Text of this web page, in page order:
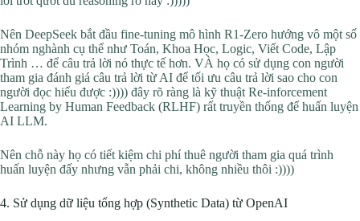
Nên DeepSeek bắt đầu fine-tuning mô hình R1-Zero hướng vô một số
nhóm nghành cụ thể như Toán, Khoa Học, Logic, Viết Code, Lập
Trình … để câu trả lời nó thực tế hơn. VÀ họ có sử dụng con người
tham gia đánh giá câu trả lời từ AI để tối ưu câu trả lời sao cho con
người đọc hiểu được :)))) đây rõ ràng là kỹ thuật Re-inforcement
Learning by Human Feedback (RLHF) rất truyền thống để huấn luyện
AI LLM.
Nên chỗ này họ có tiết kiệm chi phí thuê người tham gia quá trình
huấn luyện đấy nhưng vẫn phải chi, không nhiều thôi :))))
4. Sử dụng dữ liệu tổng hợp (Synthetic Data) từ OpenAI